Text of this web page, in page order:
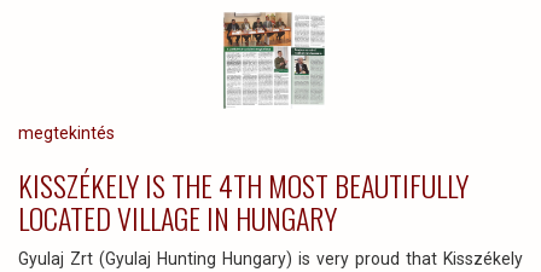
megtekintés
KISSZÉKELY IS THE 4TH MOST BEAUTIFULLY
LOCATED VILLAGE IN HUNGARY
Gyulaj Zrt (Gyulaj Hunting Hungary) is very proud that Kisszékely